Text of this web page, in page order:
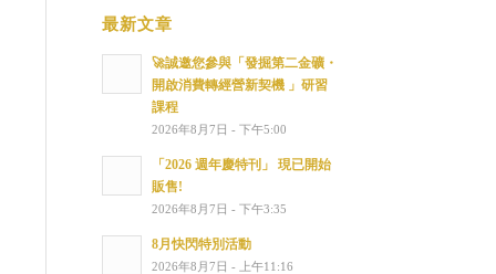
最新文章
🚀誠邀您參與「發掘第二金礦・
開啟消費轉經營新契機 」研習
課程
2026年8月7日 - 下午5:00
「2026 週年慶特刊」 現已開始
販售!
2026年8月7日 - 下午3:35
8月快閃特別活動
2026年8月7日 - 上午11:16